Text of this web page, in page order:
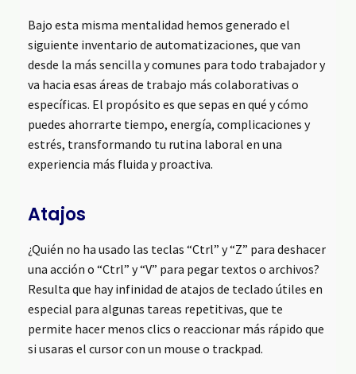
Bajo esta misma mentalidad hemos generado el
siguiente inventario de automatizaciones, que van
desde la más sencilla y comunes para todo trabajador y
va hacia esas áreas de trabajo más colaborativas o
específicas. El propósito es que sepas en qué y cómo
puedes ahorrarte tiempo, energía, complicaciones y
estrés, transformando tu rutina laboral en una
experiencia más fluida y proactiva.
Atajos
¿Quién no ha usado las teclas “Ctrl” y “Z” para deshacer
una acción o “Ctrl” y “V” para pegar textos o archivos?
Resulta que hay infinidad de atajos de teclado útiles en
especial para algunas tareas repetitivas, que te
permite hacer menos clics o reaccionar más rápido que
si usaras el cursor con un mouse o trackpad.